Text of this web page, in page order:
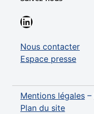
LinkedIn
Nous contacter
Espace presse
Mentions légales –
Plan du site